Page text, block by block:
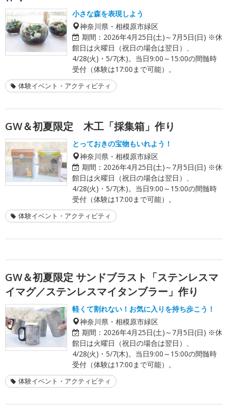
小さな森を表現しよう
神奈川県・相模原市緑区
期間： 2026年4月25日(土)～7月5日(日) ※休
館日は火曜日（祝日の場合は翌日）、
4/28(火)・5/7(木)。当日9:00～15:00の間髄時
受付（体験は17:00まで可能）。
体験イベント・アクティビティ
GW＆初夏限定 木工「採集箱」作り
とっておきの宝物もいれよう！
神奈川県・相模原市緑区
期間： 2026年4月25日(土)～7月5日(日) ※休
館日は火曜日（祝日の場合は翌日）、
4/28(火)・5/7(木)。当日9:00～15:00の間髄時
受付（体験は17:00まで可能）。
体験イベント・アクティビティ
GW＆初夏限定 サンドブラスト「ステンレスマ
イマグ／ステンレスマイタンブラー」作り
軽くて割れない！お気に入りを持ち歩こう！
神奈川県・相模原市緑区
期間： 2026年4月25日(土)～7月5日(日) ※休
館日は火曜日（祝日の場合は翌日）、
4/28(火)・5/7(木)。当日9:00～15:00の間髄時
受付（体験は17:00まで可能）。
体験イベント・アクティビティ